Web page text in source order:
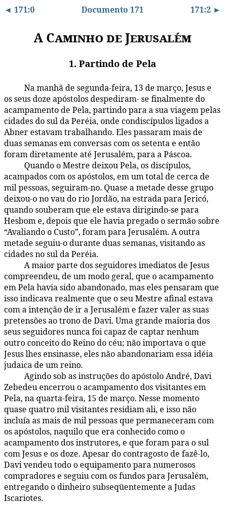
◄ 171:0 Documento 171 171:2 ►
A Caminho de Jerusalém
1. Partindo de Pela
Na manhã de segunda-feira, 13 de março, Jesus e
os seus doze apóstolos despediram- se finalmente do
acampamento de Pela, partindo para a sua viagem pelas
cidades do sul da Peréia, onde condiscípulos ligados a
Abner estavam trabalhando. Eles passaram mais de
duas semanas em conversas com os setenta e então
foram diretamente até Jerusalém, para a Páscoa.
Quando o Mestre deixou Pela, os discípulos,
acampados com os apóstolos, em um total de cerca de
mil pessoas, seguiram-no. Quase a metade desse grupo
deixou-o no vau do rio Jordão, na estrada para Jericó,
quando souberam que ele estava dirigindo-se para
Hesbom e, depois que ele havia pregado o sermão sobre
“Avaliando o Custo”, foram para Jerusalém. A outra
metade seguiu-o durante duas semanas, visitando as
cidades no sul da Peréia.
A maior parte dos seguidores imediatos de Jesus
compreendeu, de um modo geral, que o acampamento
em Pela havia sido abandonado, mas eles pensaram que
isso indicava realmente que o seu Mestre afinal estava
com a intenção de ir a Jerusalém e fazer valer as suas
pretensões ao trono de Davi. Uma grande maioria dos
seus seguidores nunca foi capaz de captar nenhum
outro conceito do Reino do céu; não importava o que
Jesus lhes ensinasse, eles não abandonariam essa idéia
judaica de um reino.
Agindo sob as instruções do apóstolo André, Davi
Zebedeu encerrou o acampamento dos visitantes em
Pela, na quarta-feira, 15 de março. Nesse momento
quase quatro mil visitantes residiam ali, e isso não
incluía as mais de mil pessoas que permaneceram com
os apóstolos, naquilo que era conhecido como o
acampamento dos instrutores, e que foram para o sul
com Jesus e os doze. Apesar do contragosto de fazê-lo,
Davi vendeu todo o equipamento para numerosos
compradores e seguiu com os fundos para Jerusalém,
entregando o dinheiro subseqüentemente a Judas
Iscariotes.